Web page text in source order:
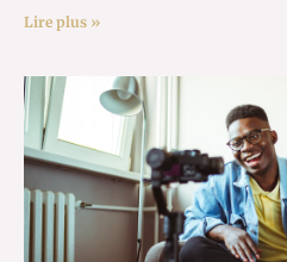
Lire plus »